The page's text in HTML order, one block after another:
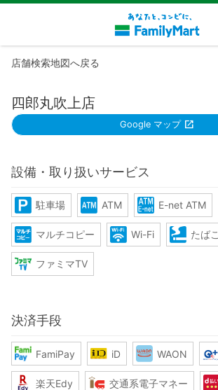
店舗検索地図へ戻る
四郎丸吹上店
Google マップ
設備・取り扱いサービス
駐車場 ATM E-net ATM
マルチコピー Wi-Fi たばこ
ファミマTV
決済手段
FamiPay iD WAON
楽天Edy 交通系電子マネー